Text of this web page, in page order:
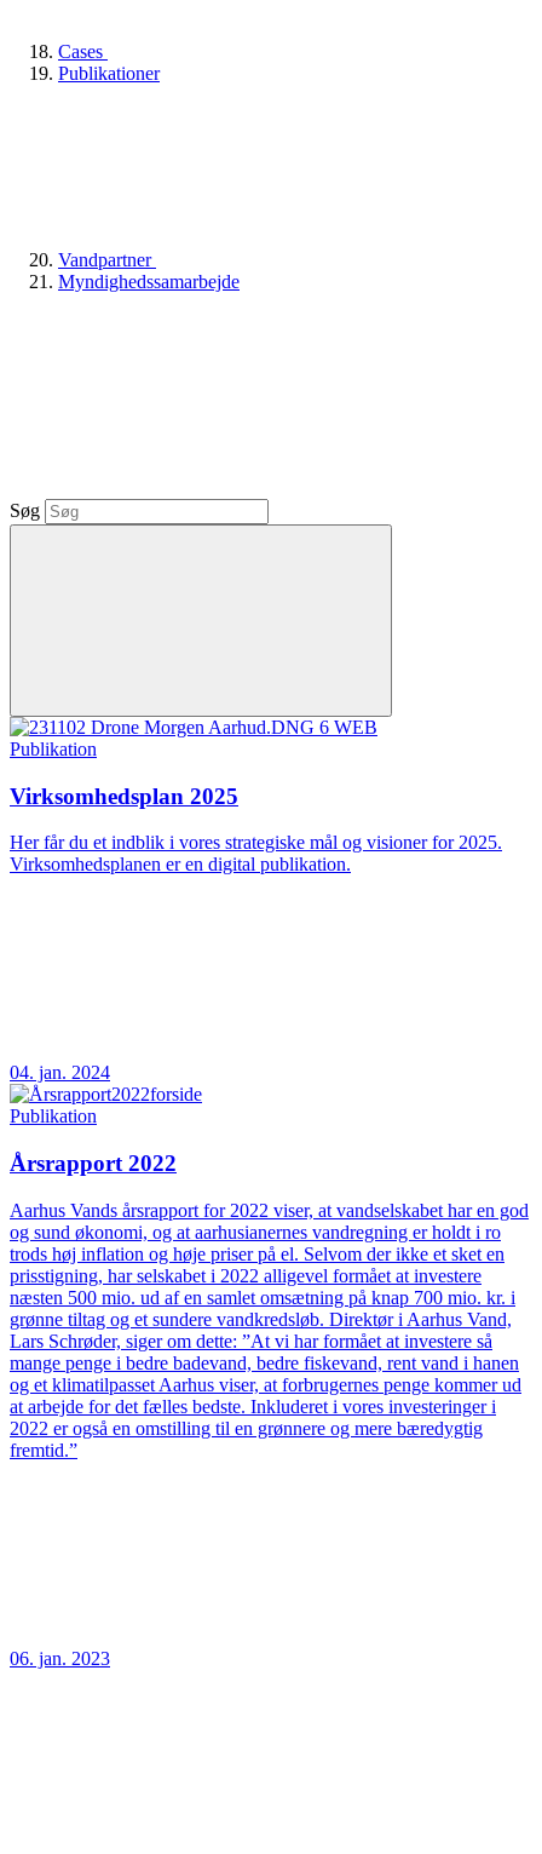
Cases
Publikationer
Vandpartner
Myndighedssamarbejde
Søg
Publikation
Virksomhedsplan 2025
Her får du et indblik i vores strategiske mål og visioner for 2025.
Virksomhedsplanen er en digital publikation.
04. jan. 2024
Publikation
Årsrapport 2022
Aarhus Vands årsrapport for 2022 viser, at vandselskabet har en god
og sund økonomi, og at aarhusianernes vandregning er holdt i ro
trods høj inflation og høje priser på el. Selvom der ikke et sket en
prisstigning, har selskabet i 2022 alligevel formået at investere
næsten 500 mio. ud af en samlet omsætning på knap 700 mio. kr. i
grønne tiltag og et sundere vandkredsløb. Direktør i Aarhus Vand,
Lars Schrøder, siger om dette: ”At vi har formået at investere så
mange penge i bedre badevand, bedre fiskevand, rent vand i hanen
og et klimatilpasset Aarhus viser, at forbrugernes penge kommer ud
at arbejde for det fælles bedste. Inkluderet i vores investeringer i
2022 er også en omstilling til en grønnere og mere bæredygtig
fremtid.”
06. jan. 2023